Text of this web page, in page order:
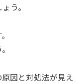
う。
因と対処法が見え